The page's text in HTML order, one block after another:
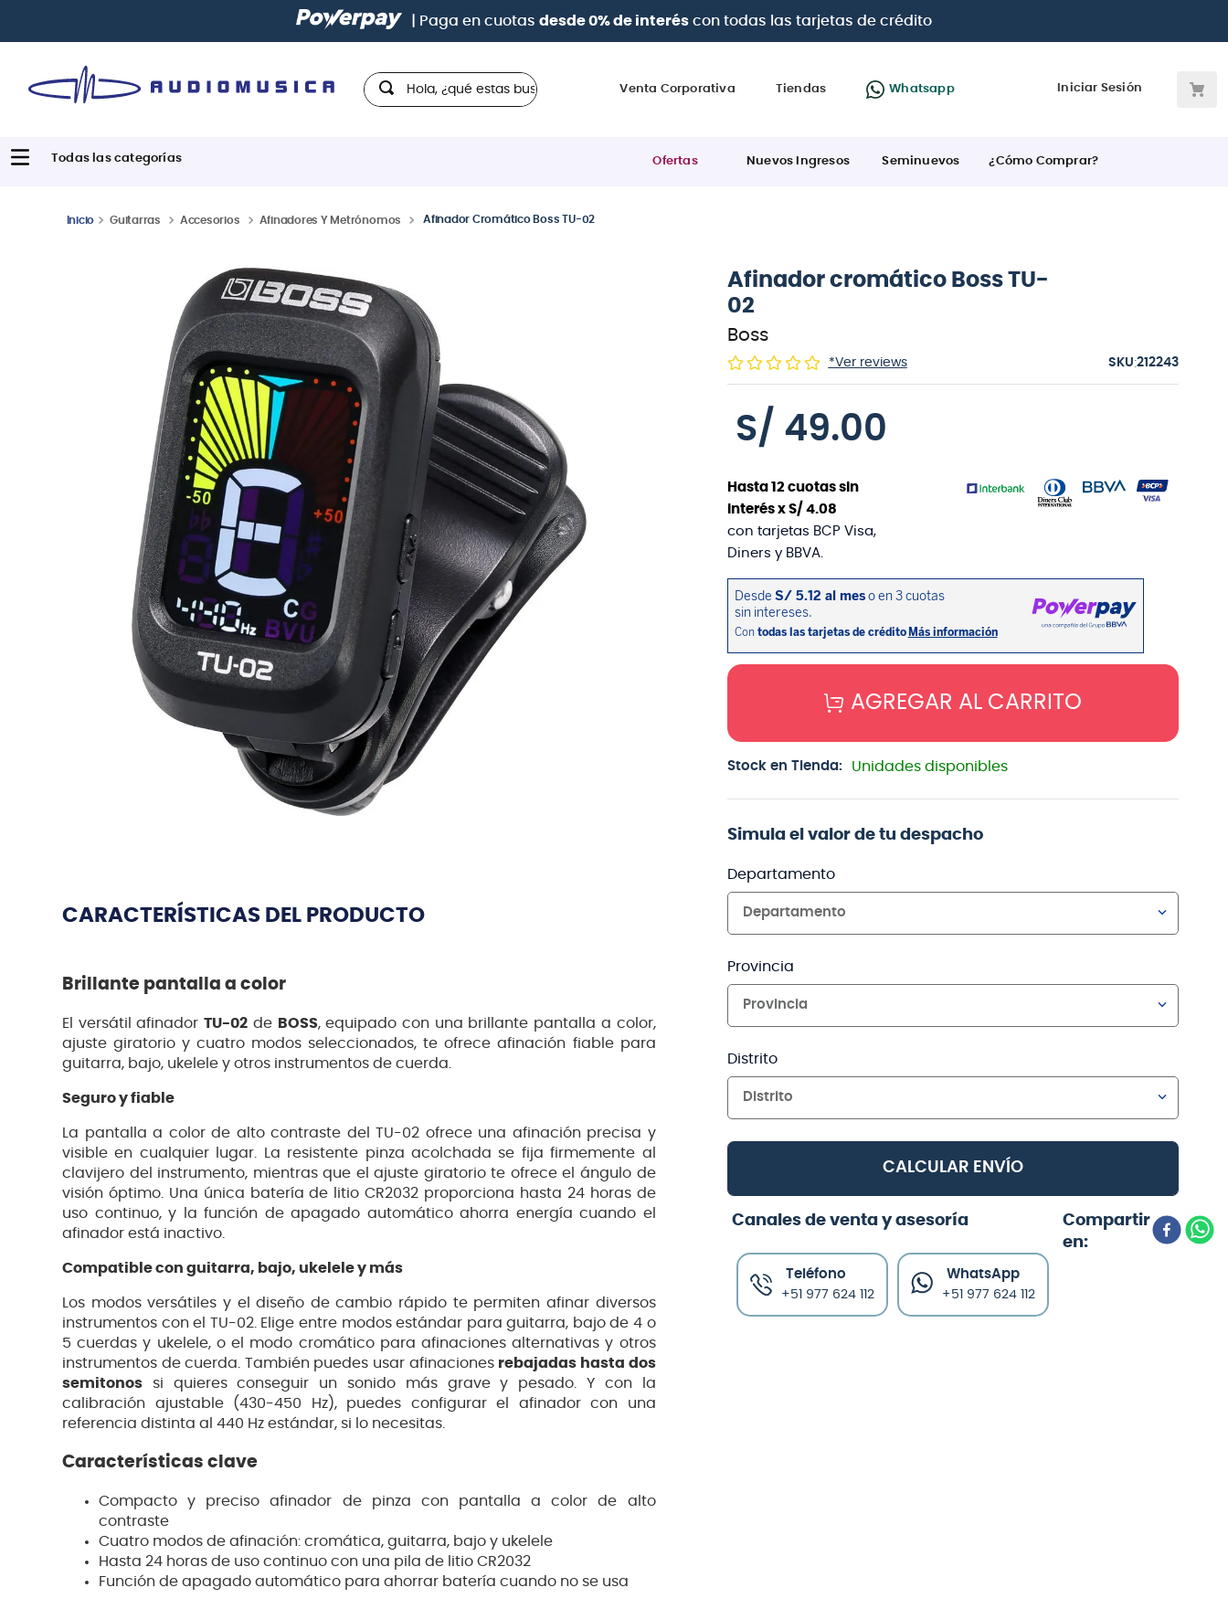
| Paga en cuotas desde 0% de interéscon todas las tarjetas de crédito
Hola, ¿qué estas buscando?
Venta Corporativa Tiendas Whatsapp Iniciar Sesión
Ofertas Nuevos Ingresos Seminuevos ¿Cómo Comprar?
Guitarras Accesorios Afinadores Y Metrónomos Afinador Cromático Boss TU-02
CARACTERÍSTICAS DEL PRODUCTO
Brillante pantalla a color
El versátil afinadorTU-02 de BOSS, equipado con una brillante pantalla a color,
ajuste giratorio y cuatro modos seleccionados, te ofrece afinación fiable para
guitarra, bajo, ukelele y otros instrumentos de cuerda.
Seguro y fiable
La pantalla a color de alto contraste del TU-02 ofrece una afinación precisa y
visible en cualquier lugar. La resistente pinza acolchada se fija firmemente al
clavijero del instrumento, mientras que el ajuste giratorio te ofrece el ángulo de
visión óptimo. Una única batería de litio CR2032 proporciona hasta 24 horas de
uso continuo, y la función de apagado automático ahorra energía cuando el
afinador está inactivo.
Compatible con guitarra, bajo, ukelele y más
Los modos versátiles y el diseño de cambio rápido te permiten afinar diversos
instrumentos con el TU-02. Elige entre modos estándar para guitarra, bajo de 4 o
5 cuerdas y ukelele, o el modo cromático para afinaciones alternativas y otros
instrumentos de cuerda. También puedes usar afinaciones rebajadas hasta dos
semitonos si quieres conseguir un sonido más grave y pesado. Y con la
calibración ajustable (430-450 Hz), puedes configurar el afinador con una
referencia distinta al 440 Hz estándar, si lo necesitas.
Características clave
Compacto y preciso afinador de pinza con pantalla a color de alto
contraste
Cuatro modos de afinación: cromática, guitarra, bajo y ukelele
Hasta 24 horas de uso continuo con una pila de litio CR2032
Función de apagado automático para ahorrar batería cuando no se usa
Afinador cromático Boss TU-
02
Boss
*Ver reviews :212243
S/ 49.00
Hasta 12cuotas sin
interés x S/ 4.08
con tarjetas BCP Visa,
Diners y BBVA.
AGREGAR AL CARRITO
Stock en Tienda: Unidades disponibles
Simula el valor de tu despacho
Departamento
Departamento
Provincia
Provincia
Distrito
Distrito
CALCULAR ENVÍO
Canales de venta y asesoría
Teléfono
+51 977 624 112
WhatsApp
+51 977 624 112